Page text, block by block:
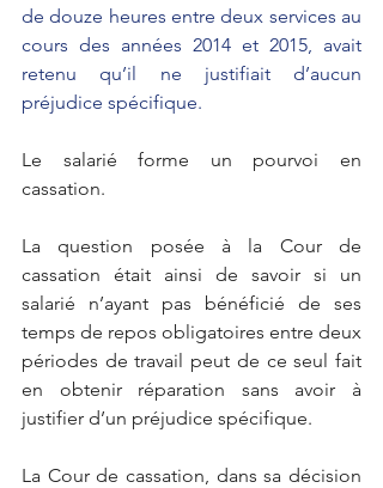
de douze heures entre deux services au
cours des années 2014 et 2015, avait
retenu qu’il ne justifiait d’aucun
préjudice spécifique.
Le salarié forme un pourvoi en
cassation.
La question posée à la Cour de
cassation était ainsi de savoir si un
salarié n’ayant pas bénéficié de ses
temps de repos obligatoires entre deux
périodes de travail peut de ce seul fait
en obtenir réparation sans avoir à
justifier d’un préjudice spécifique.
La Cour de cassation, dans sa décision